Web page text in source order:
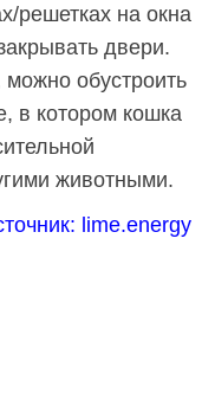
решетках на окна
двери.
можно обустроить
в котором кошка
животными.
lime.energy